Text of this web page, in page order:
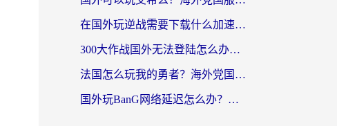
在国外玩逆战需要下载什么加速器呢？海外党亲测有效的国服游戏加速指南
300大作战国外无法登陆怎么办？海外玩家亲测有效的解决指南
法国怎么玩我的勇者？海外党国服游戏不卡攻略，附3款热门游戏加速实测
国外玩BanG网络延迟怎么办？海外玩家亲测有效的国服游戏加速指南